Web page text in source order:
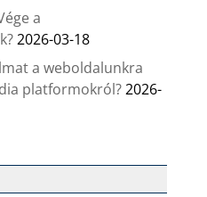
a
2026-03-18
a weboldalunkra
platformokról?2026-